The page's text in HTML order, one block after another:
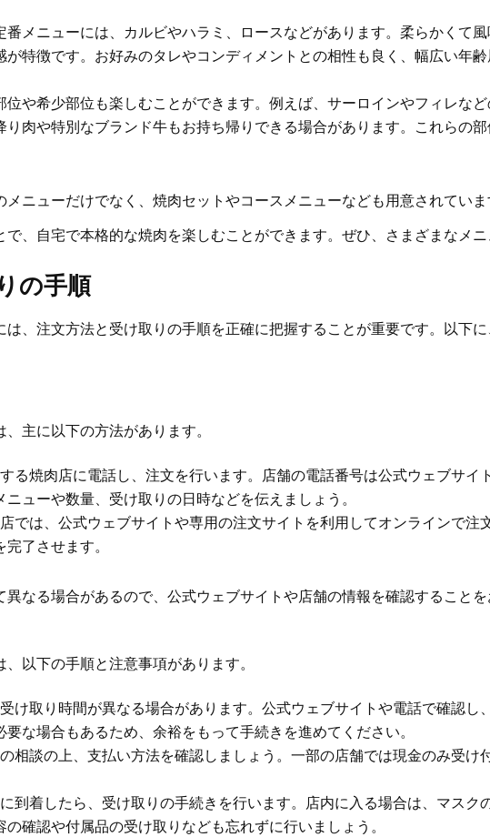
メニューには、カルビやハラミ、ロースなどがあります。柔らかくて
特徴です。お好みのタレやコンディメントとの相性も良く、幅広い年齢
や希少部位も楽しむことができます。例えば、サーロインやフィレな
肉や特別なブランド牛もお持ち帰りできる場合があります。これらの
メニューだけでなく、焼肉セットやコースメニューなども用意されてい
、自宅で本格的な焼肉を楽しむことができます。ぜひ、さまざまなメ
の手順
、注文方法と受け取りの手順を正確に把握することが重要です。以下
主に以下の方法があります。
る焼肉店に電話し、注文を行います。店舗の電話番号は公式ウェブサイ
ューや数量、受け取りの日時などを伝えましょう。
では、公式ウェブサイトや専用の注文サイトを利用してオンラインで注
了させます。
なる場合があるので、公式ウェブサイトや店舗の情報を確認することを
以下の手順と注意事項があります。
け取り時間が異なる場合があります。公式ウェブサイトや電話で確認し
な場合もあるため、余裕をもって手続きを進めてください。
相談の上、支払い方法を確認しましょう。一部の店舗では現金のみ受け
到着したら、受け取りの手続きを行います。店内に入る場合は、マスク
確認や付属品の受け取りなども忘れずに行いましょう。